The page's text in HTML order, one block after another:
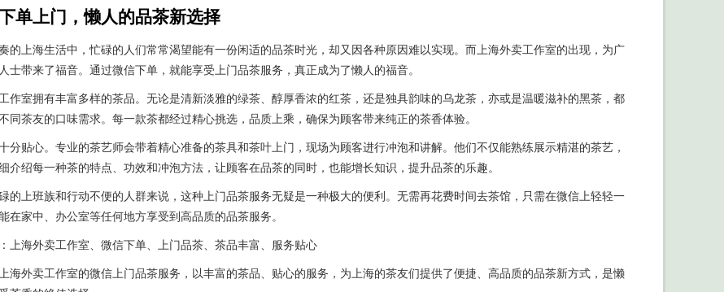
单上门，懒人的品茶新选择
的上海生活中，忙碌的人们常常渴望能有一份闲适的品茶时光，却又因各种原因难以实现。而上海外卖工作室的出现，为广
士带来了福音。通过微信下单，就能享受上门品茶服务，真正成为了懒人的福音。
作室拥有丰富多样的茶品。无论是清新淡雅的绿茶、醇厚香浓的红茶，还是独具韵味的乌龙茶，亦或是温暖滋补的黑茶，都
同茶友的口味需求。每一款茶都经过精心挑选，品质上乘，确保为顾客带来纯正的茶香体验。
分贴心。专业的茶艺师会带着精心准备的茶具和茶叶上门，现场为顾客进行冲泡和讲解。他们不仅能熟练展示精湛的茶艺，
介绍每一种茶的特点、功效和冲泡方法，让顾客在品茶的同时，也能增长知识，提升品茶的乐趣。
的上班族和行动不便的人群来说，这种上门品茶服务无疑是一种极大的便利。无需再花费时间去茶馆，只需在微信上轻轻一
在家中、办公室等任何地方享受到高品质的品茶服务。
上海外卖工作室、微信下单、上门品茶、茶品丰富、服务贴心
海外卖工作室的微信上门品茶服务，以丰富的茶品、贴心的服务，为上海的茶友们提供了便捷、高品质的品茶新方式，是懒